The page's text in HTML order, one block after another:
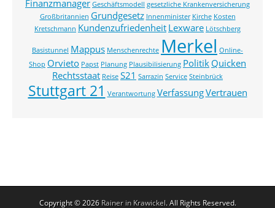
Finanzmanager Geschäftsmodell gesetzliche Krankenversicherung
Großbritannien Grundgesetz Innenminister Kirche Kosten
Kretschmann KundenzufriedenheitLexware Lötschberg
Basistunnel Mappus Menschenrechte Merkel Online-
Shop Orvieto Papst Planung Plausibilisierung PolitikQuicken
Rechtsstaat Reise S21 Sarrazin Service Steinbrück
Stuttgart 21 Verantwortung VerfassungVertrauen
Copyright © 2026 Rainer in Krawickel. All Rights Reserved.